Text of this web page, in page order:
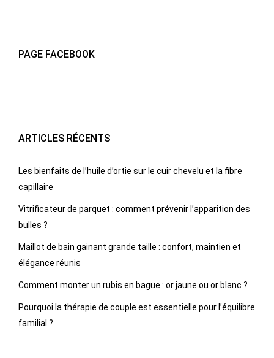
PAGE FACEBOOK
ARTICLES RÉCENTS
Les bienfaits de l’huile d’ortie sur le cuir chevelu et la fibre
capillaire
Vitrificateur de parquet : comment prévenir l’apparition des
bulles ?
Maillot de bain gainant grande taille : confort, maintien et
élégance réunis
Comment monter un rubis en bague : or jaune ou or blanc ?
Pourquoi la thérapie de couple est essentielle pour l’équilibre
familial ?